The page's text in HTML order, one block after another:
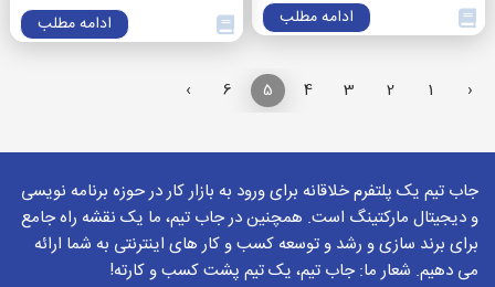
ادامه مطلب ادامه مطلب
‹
1
2
3
4
5
6
›
جاب تیم یک پلتفرم خلاقانه برای ورود به بازار کار در حوزه برنامه نویسی
و دیجیتال مارکتینگ است. همچنین در جاب تیم، ما یک نقشه راه جامع
برای برند سازی و رشد و توسعه کسب و کار های اینترنتی به شما ارائه
می دهیم. شعار ما: جاب تیم، یک تیم پشت کسب و کارته!